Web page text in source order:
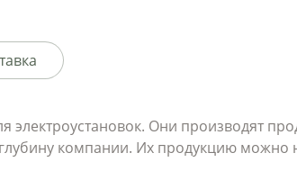
электроустановок. Они производят
компании. Их продукцию